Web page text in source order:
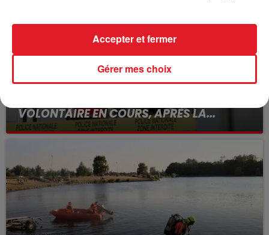
15 juillet 2026
VOLONTAIRE EN COURS, APRÈS LA...
Selon les premiers éléments, le logement servait
Gérer mes choix
Accepter et fermer